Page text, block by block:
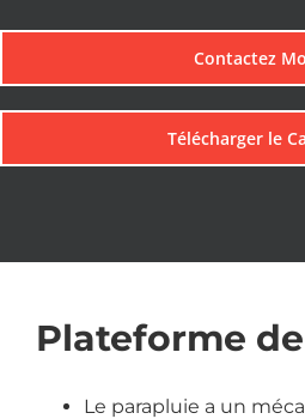
Contactez
Télécharger le
Plateforme de
Le parapluie a un